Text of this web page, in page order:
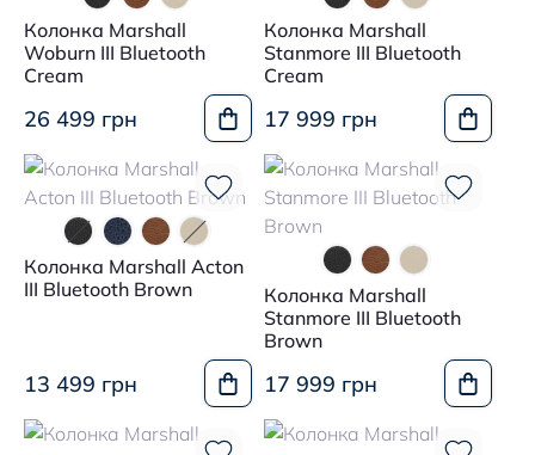
Колонка Marshall
Woburn III Bluetooth
Cream
26 499 грн
Колонка Marshall
Stanmore III Bluetooth
Cream
17 999 грн
Колонка Marshall Acton
III Bluetooth Brown
13 499 грн
Колонка Marshall
Stanmore III Bluetooth
Brown
17 999 грн